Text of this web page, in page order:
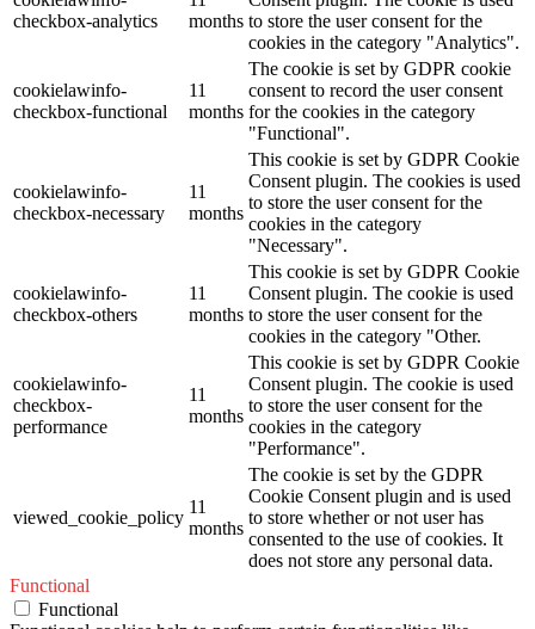
checkbox-analytics
months to store the user consent for the
cookies in the category "Analytics".
cookielawinfo-
checkbox-functional
11
months
The cookie is set by GDPR cookie
consent to record the user consent
for the cookies in the category
"Functional".
cookielawinfo-
checkbox-necessary
11
months
This cookie is set by GDPR Cookie
Consent plugin. The cookies is used
to store the user consent for the
cookies in the category
"Necessary".
cookielawinfo-
checkbox-others
11
months
This cookie is set by GDPR Cookie
Consent plugin. The cookie is used
to store the user consent for the
cookies in the category "Other.
cookielawinfo-
checkbox-
performance
11
months
This cookie is set by GDPR Cookie
Consent plugin. The cookie is used
to store the user consent for the
cookies in the category
"Performance".
viewed_cookie_policy
11
months
The cookie is set by the GDPR
Cookie Consent plugin and is used
to store whether or not user has
consented to the use of cookies. It
does not store any personal data.
Functional
Functional